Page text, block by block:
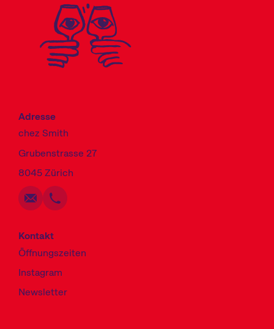
Adresse
chez Smith
Grubenstrasse 27
8045 Zürich
SchreibenKopieren
AnrufenKopieren
Kontakt
Öffnungszeiten
Instagram
Newsletter